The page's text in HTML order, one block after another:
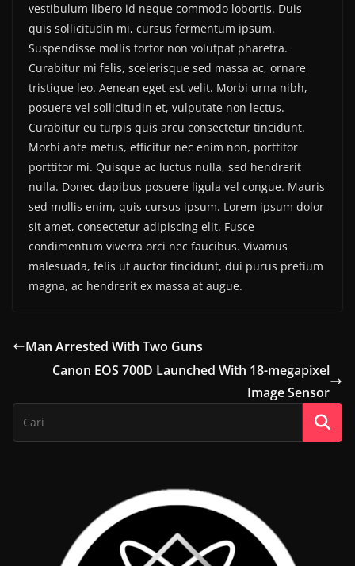
vestibulum libero id neque commodo lobortis. Duis
quis sollicitudin mi, cursus fermentum ipsum.
Suspendisse mollis tortor non volutpat pharetra.
Curabitur mi felis, scelerisque sed massa ac, ornare
tristique leo. Aenean eget est velit. Morbi urna nibh,
posuere vel sollicitudin et, vulputate non lectus.
Curabitur eu turpis quis arcu consectetur tincidunt.
Morbi ante metus, efficitur nec enim non, porttitor
porttitor mi. Quisque ac luctus nulla, sed hendrerit
nulla. Donec dapibus posuere ligula vel congue. Mauris
sed mollis enim, quis cursus ipsum. Lorem ipsum dolor
sit amet, consectetur adipiscing elit. Fusce
condimentum viverra orci nec faucibus. Vivamus
malesuada, felis ut auctor tincidunt, dui purus pretium
magna, ac hendrerit ex massa at augue.
Man Arrested With Two Guns
Canon EOS 700D Launched With 18-megapixel
Image Sensor